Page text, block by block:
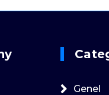
Genel